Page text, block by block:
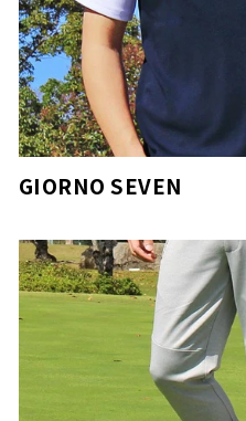
GIORNO SEVEN